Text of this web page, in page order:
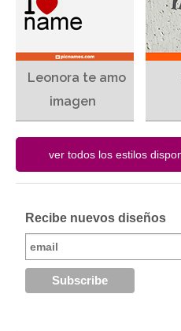
Leonora te amo
imagen
Recibe nuevos diseños